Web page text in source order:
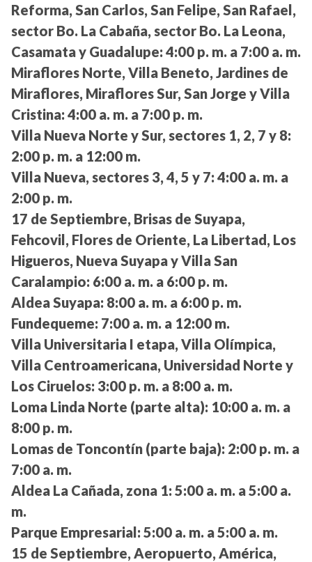
Reforma, San Carlos, San Felipe, San Rafael,
sector Bo. La Cabaña, sector Bo. La Leona,
Casamata y Guadalupe: 4:00 p. m. a 7:00 a. m.
Miraflores Norte, Villa Beneto, Jardines de
Miraflores, Miraflores Sur, San Jorge y Villa
Cristina: 4:00 a. m. a 7:00 p. m.
Villa Nueva Norte y Sur, sectores 1, 2, 7 y 8:
2:00 p. m. a 12:00 m.
Villa Nueva, sectores 3, 4, 5 y 7: 4:00 a. m. a
2:00 p. m.
17 de Septiembre, Brisas de Suyapa,
Fehcovil, Flores de Oriente, La Libertad, Los
Higueros, Nueva Suyapa y Villa San
Caralampio: 6:00 a. m. a 6:00 p. m.
Aldea Suyapa: 8:00 a. m. a 6:00 p. m.
Fundequeme: 7:00 a. m. a 12:00 m.
Villa Universitaria I etapa, Villa Olímpica,
Villa Centroamericana, Universidad Norte y
Los Ciruelos: 3:00 p. m. a 8:00 a. m.
Loma Linda Norte (parte alta): 10:00 a. m. a
8:00 p. m.
Lomas de Toncontín (parte baja): 2:00 p. m. a
7:00 a. m.
Aldea La Cañada, zona 1: 5:00 a. m. a 5:00 a.
m.
Parque Empresarial: 5:00 a. m. a 5:00 a. m.
15 de Septiembre, Aeropuerto, América,